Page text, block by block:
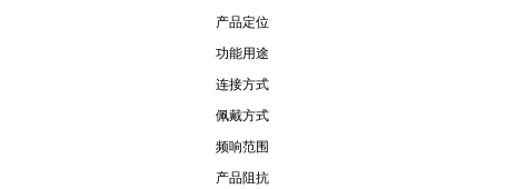
产品定位
功能用途
连接方式
佩戴方式
频响范围
产品阻抗